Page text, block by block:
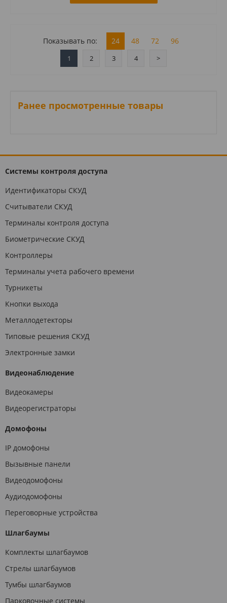
Показывать по: 24 48 72 96
1 2 3 4 >
Ранее просмотренные товары
Системы контроля доступа
Идентификаторы СКУД
Считыватели СКУД
Терминалы контроля доступа
Биометрические СКУД
Контроллеры
Терминалы учета рабочего времени
Турникеты
Кнопки выхода
Металлодетекторы
Типовые решения СКУД
Электронные замки
Видеонаблюдение
Видеокамеры
Видеорегистраторы
Домофоны
IP домофоны
Вызывные панели
Видеодомофоны
Аудиодомофоны
Переговорные устройства
Шлагбаумы
Комплекты шлагбаумов
Стрелы шлагбаумов
Тумбы шлагбаумов
Парковочные системы